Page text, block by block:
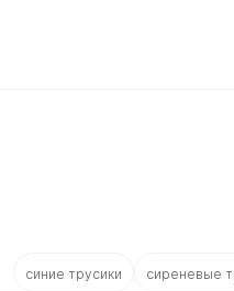
синие трусики сиреневые